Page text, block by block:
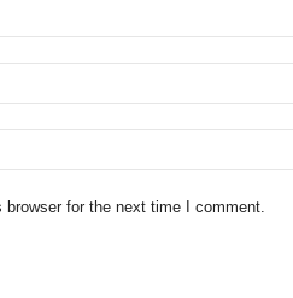
for the next time I comment.